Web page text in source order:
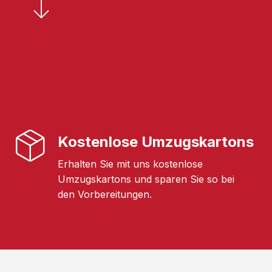
Kostenlose Umzugskartons
Erhalten Sie mit uns kostenlose
Umzugskartons und sparen Sie so bei
den Vorbereitungen.